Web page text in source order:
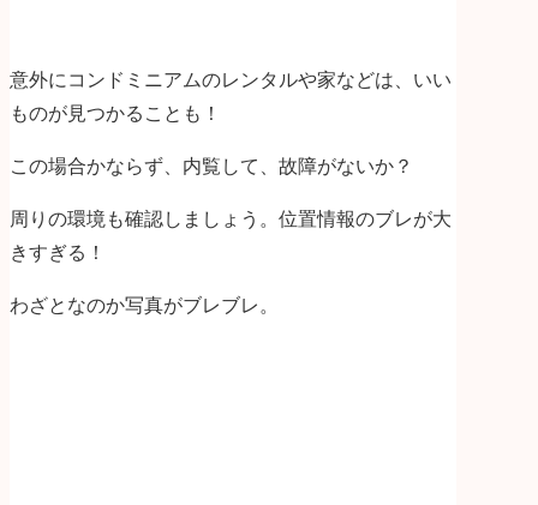
意外にコンドミニアムのレンタルや家などは、いい
ものが見つかることも！
この場合かならず、内覧して、故障がないか？
周りの環境も確認しましょう。位置情報のブレが大
きすぎる！
わざとなのか写真がブレブレ。